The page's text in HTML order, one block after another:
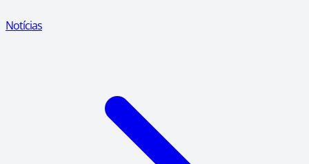
Notícias